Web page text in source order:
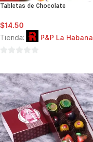
Tabletas de Chocolate
$14.50
Tienda:
P&P La Habana
5